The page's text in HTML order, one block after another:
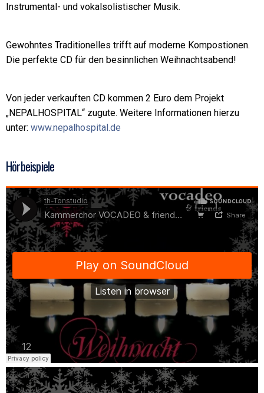
Instrumental- und vokalsolistischer Musik.
Gewohntes Traditionelles trifft auf moderne Kompostionen.
Die perfekte CD für den besinnlichen Weihnachtsabend!
Von jeder verkauften CD kommen 2 Euro dem Projekt
„NEPALHOSPITAL“ zugute. Weitere Informationen hierzu
unter: www.nepalhospital.de
Hörbeispiele